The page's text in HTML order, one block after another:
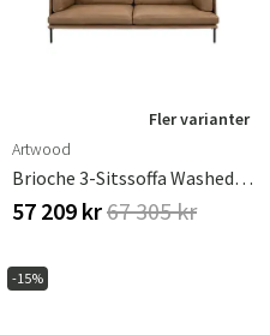
Fler varianter
Artwood
Brioche 3-Sitssoffa Washed Sand
57 209 kr67 305 kr
-15%